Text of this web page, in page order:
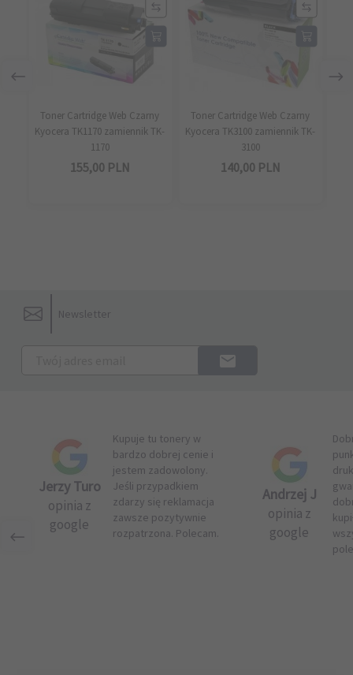
Toner Cartridge Web Czarny
Kyocera TK1170 zamiennik TK-
1170
155,00 PLN
Toner Cartridge Web Czarny
Kyocera TK3100 zamiennik TK-
3100
140,00 PLN
Newsletter
Jerzy Turo
opinia z
google
Kupuje tu tonery w
bardzo dobrej cenie i
jestem zadowolony.
Jeśli przypadkiem
zdarzy się reklamacja
zawsze pozytywnie
rozpatrzona. Polecam.
Andrzej J
opinia z
google